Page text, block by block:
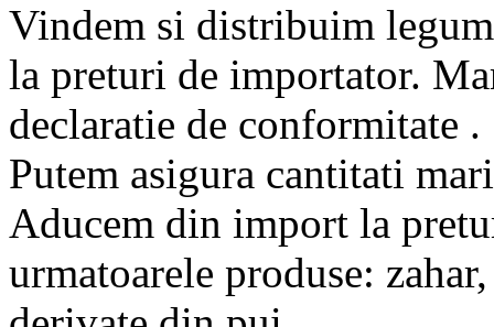
Vindem si distribuim
la preturi de importator.
declaratie de conformitate .
Putem asigura cantitati
Aducem din import la
urmatoarele produse: